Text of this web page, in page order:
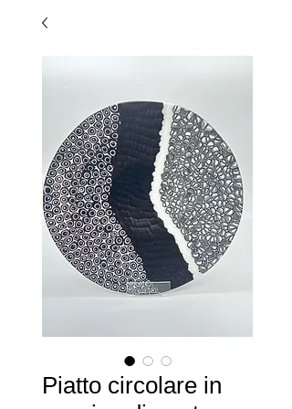
Piatto circolare in